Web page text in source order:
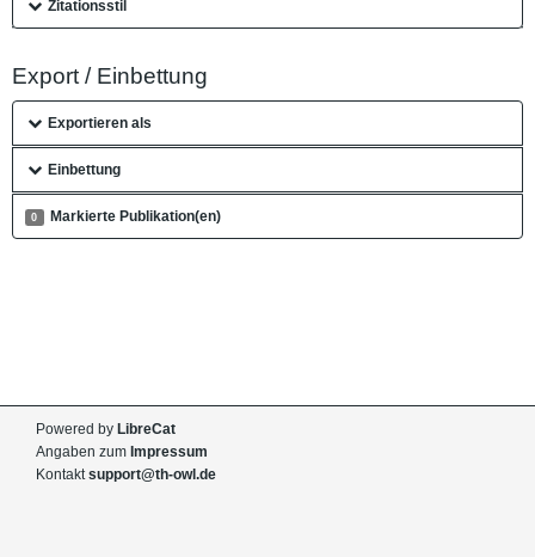
Zitationsstil
Export / Einbettung
Exportieren als
Einbettung
0 Markierte Publikation(en)
Powered by LibreCat
Angaben zum Impressum
Kontaktsupport@th-owl.de